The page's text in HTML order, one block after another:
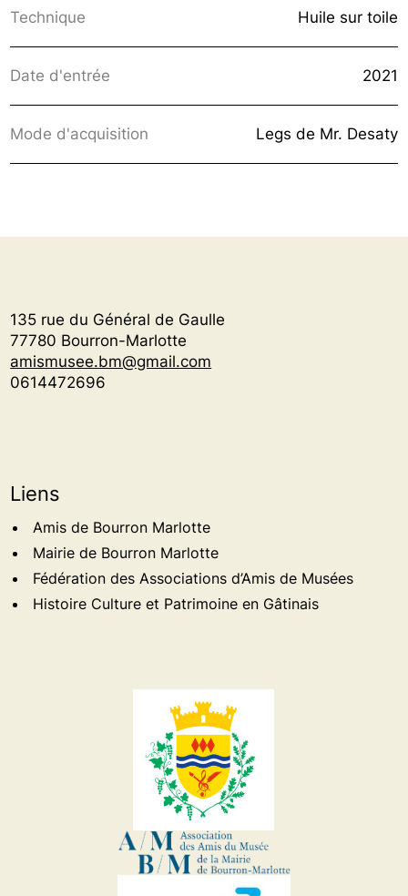
Technique Huile sur toile
Date d'entrée 2021
Mode d'acquisition Legs de Mr. Desaty
135 rue du Général de Gaulle
77780 Bourron-Marlotte
amismusee.bm@gmail.com
0614472696
Liens
Amis de Bourron Marlotte
Mairie de Bourron Marlotte
Fédération des Associations d’Amis de Musées
Histoire Culture et Patrimoine en Gâtinais